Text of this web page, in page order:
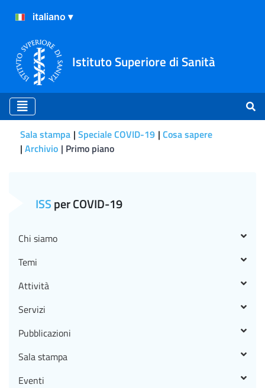
Istituto Superiore di Sanità
Sala stampa Speciale COVID-19 Cosa sapere
Archivio Primo piano
ISSper COVID-19
Chi siamo
Temi
Attività
Servizi
Pubblicazioni
Sala stampa
Eventi